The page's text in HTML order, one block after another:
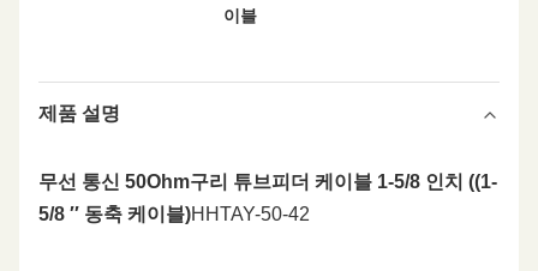
이블
제품 설명
무선 통신 50Ohm구리 튜브피더 케이블 1-5/8 인치 ((1-
5/8 ′′ 동축 케이블)HHTAY-50-42